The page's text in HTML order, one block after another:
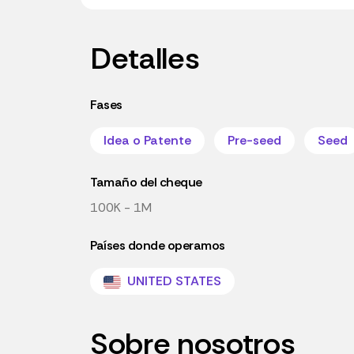
Detalles
Fases
Idea o Patente Pre-seed Seed
Tamaño del cheque
100K - 1M
Países donde operamos
UNITED STATES
Sobre nosotros